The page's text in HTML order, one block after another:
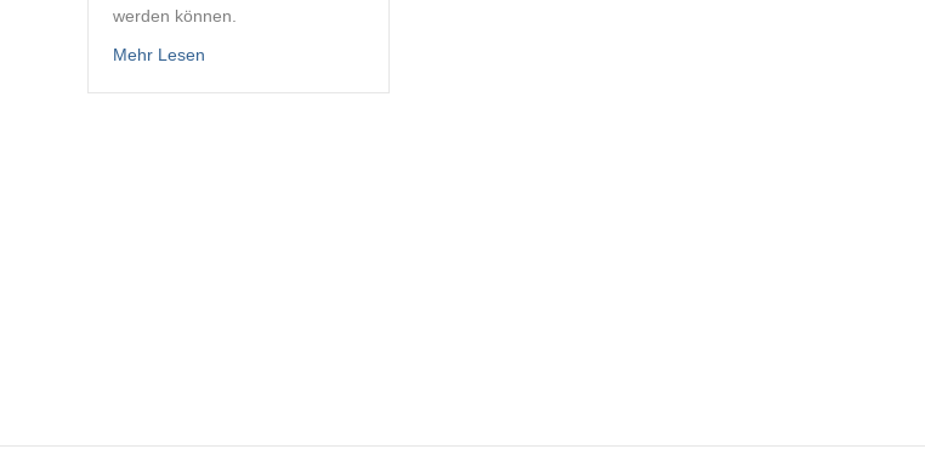
werden können.
Mehr Lesenabout Kraftstoffanlagen für Dieselmotoren